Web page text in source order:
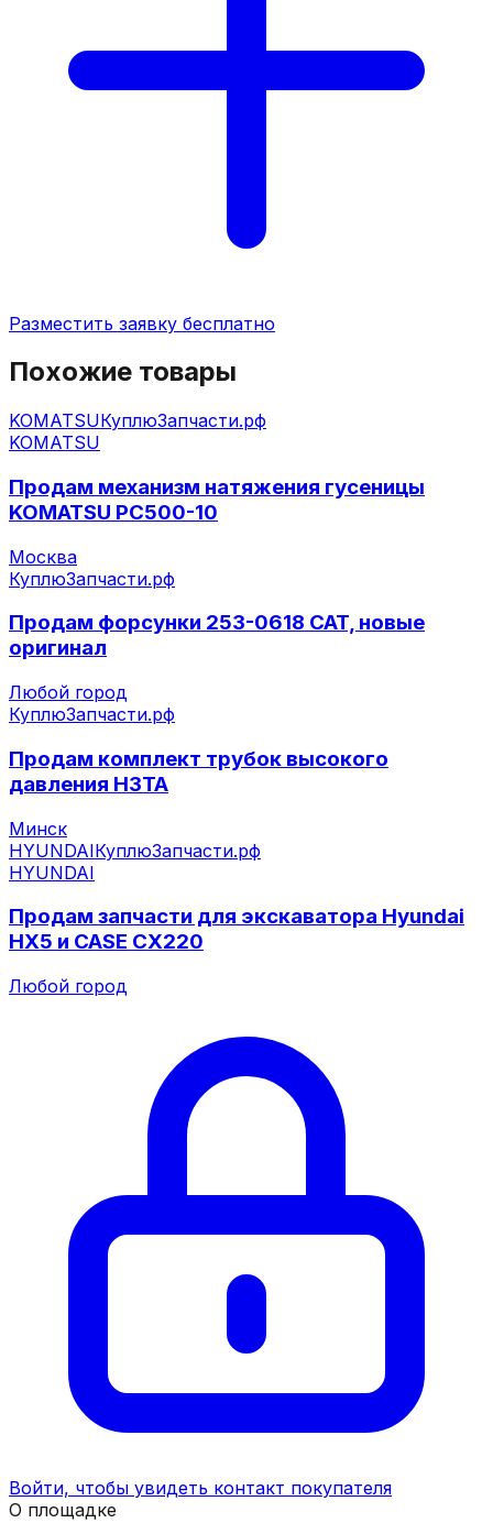
Разместить заявку бесплатно
Похожие товары
KOMATSUКуплюЗапчасти.рф
KOMATSU
Продам механизм натяжения гусеницы
KOMATSU PC500-10
Москва
КуплюЗапчасти.рф
Продам форсунки 253-0618 CAT, новые
оригинал
Любой город
КуплюЗапчасти.рф
Продам комплект трубок высокого
давления НЗТА
Минск
HYUNDAIКуплюЗапчасти.рф
HYUNDAI
Продам запчасти для экскаватора Hyundai
HX5 и CASE CX220
Любой город
Войти, чтобы увидеть контакт покупателя
О площадке